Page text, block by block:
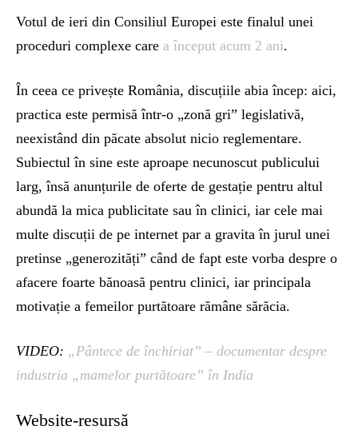
Votul de ieri din Consiliul Europei este finalul unei
proceduri complexe care a început acum 2 ani.
În ceea ce privește România, discuțiile abia încep: aici,
practica este permisă într-o „zonă gri” legislativă,
neexistând din păcate absolut nicio reglementare.
Subiectul în sine este aproape necunoscut publicului
larg, însă anunțurile de oferte de gestație pentru altul
abundă la mica publicitate sau în clinici, iar cele mai
multe discuții de pe internet par a gravita în jurul unei
pretinse „generozități” când de fapt este vorba despre o
afacere foarte bănoasă pentru clinici, iar principala
motivație a femeilor purtătoare rămâne sărăcia.
VIDEO: „Pântece de închiriat” – documentar despre
industria „mamelor purtătoare” în India
Website-resursă